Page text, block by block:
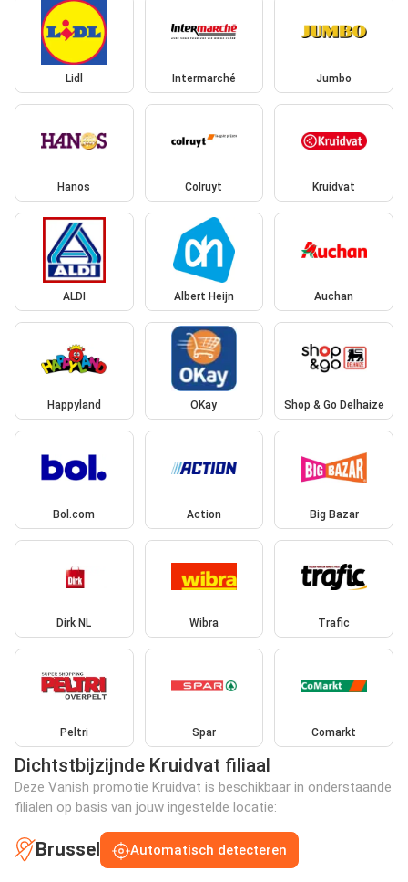
Lidl Intermarché Jumbo
Hanos Colruyt Kruidvat
ALDI Albert Heijn Auchan
Happyland OKay Shop & Go Delhaize
Bol.com Action Big Bazar
Dirk NL Wibra Trafic
Peltri Spar Comarkt
Dichtstbijzijnde Kruidvat filiaal
Deze Vanish promotie Kruidvat is beschikbaar in onderstaande
filialen op basis van jouw ingestelde locatie:
Brussel Automatisch detecteren